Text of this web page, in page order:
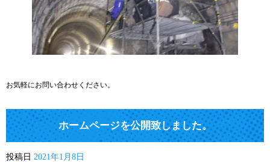
お気軽にお問い合わせください。
ホームページを公開致しました。
投稿日 2021年1月8日